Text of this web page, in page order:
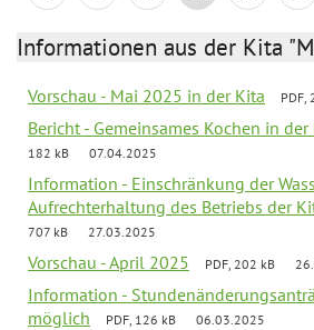
Informationen aus der Kita
Vorschau - Mai 2025 in der Kita PDF,
Bericht - Gemeinsames Kochen in
182 kB
07.04.2025
Information - Einschränkung der
Aufrechterhaltung des Betriebs der
707 kB
27.03.2025
Vorschau - April 2025 PDF, 202 kB
Information -
möglich
PDF, 126 kB 06.03.2025